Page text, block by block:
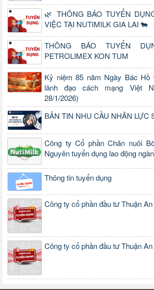
🌿 THÔNG BÁO TUYỂN
VIỆC TẠI NUTIMILK GIA LAI 🐄
THÔNG BÁO TUYỂN
PETROLIMEX KON TUM
Kỷ niệm 85 năm Ngày Bác
lãnh đạo cách mạng Việt
28/1/2026)
BẢN TIN NHU CẦU NHÂN LỰC
Công ty Cổ phần Chăn nuôi
Nguyên tuyển dụng lao động
Thông tin tuyển dụng
Công ty cổ phần đầu tư Thuận
Công ty cổ phần đầu tư Thuận